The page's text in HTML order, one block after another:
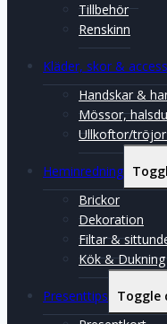
Tillbehör
Renskinn
Kläder, skor &
Handskar &
Mössor,
Ullkoftor/
Heminredning
Brickor
Dekoration
Filtar &
Kök & Dukning
Presenttips
Toggle